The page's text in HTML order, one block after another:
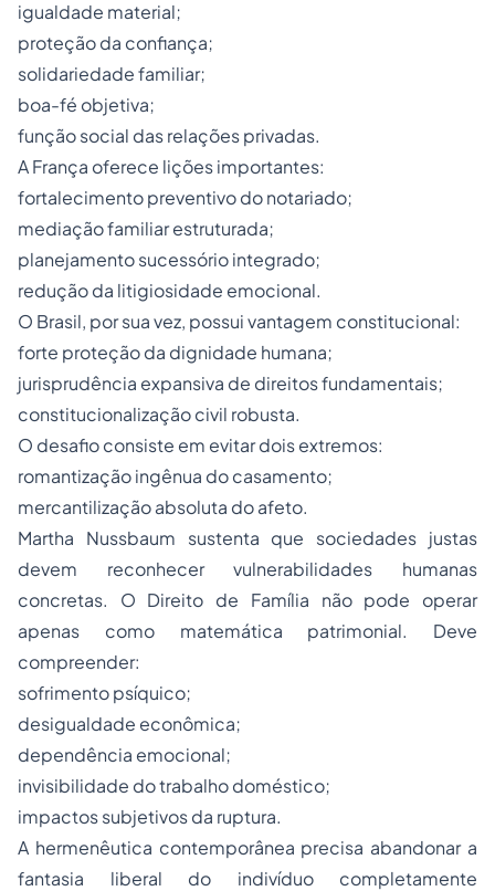
igualdade material;
proteção da confiança;
solidariedade familiar;
boa-fé objetiva;
função social das relações privadas.
A França oferece lições importantes:
fortalecimento preventivo do notariado;
mediação familiar estruturada;
planejamento sucessório integrado;
redução da litigiosidade emocional.
O Brasil, por sua vez, possui vantagem constitucional:
forte proteção da dignidade humana;
jurisprudência expansiva de direitos fundamentais;
constitucionalização civil robusta.
O desafio consiste em evitar dois extremos:
romantização ingênua do casamento;
mercantilização absoluta do afeto.
Martha Nussbaum sustenta que sociedades justas
devem reconhecer vulnerabilidades humanas
concretas. O Direito de Família não pode operar
apenas como matemática patrimonial. Deve
compreender:
sofrimento psíquico;
desigualdade econômica;
dependência emocional;
invisibilidade do trabalho doméstico;
impactos subjetivos da ruptura.
A hermenêutica contemporânea precisa abandonar a
fantasia liberal do indivíduo completamente